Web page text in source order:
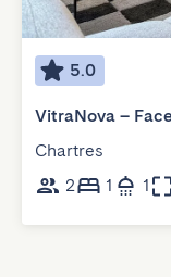
5.0
VitraNova –
Chartres
2
1 1